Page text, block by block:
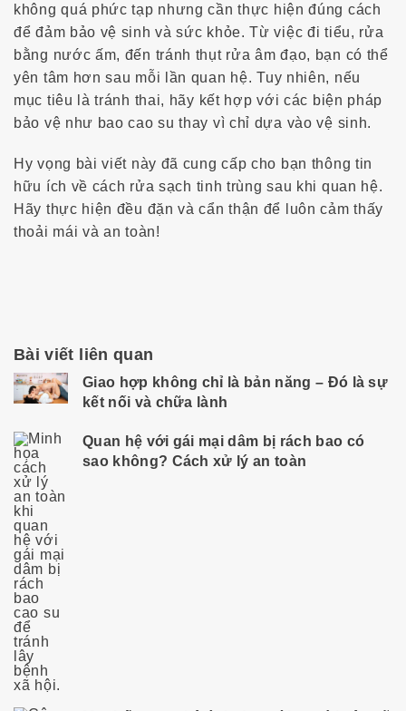
không quá phức tạp nhưng cần thực hiện đúng cách
để đảm bảo vệ sinh và sức khỏe. Từ việc đi tiểu, rửa
bằng nước ấm, đến tránh thụt rửa âm đạo, bạn có thể
yên tâm hơn sau mỗi lần quan hệ.Tuy nhiên, nếu
mục tiêu là tránh thai, hãy kết hợp với các biện pháp
bảo vệ như bao cao su thay vì chỉ dựa vào vệ sinh.
Hy vọng bài viết này đã cung cấp cho bạn thông tin
hữu ích về cách rửa sạch tinh trùng sau khi quan hệ.
Hãy thực hiện đều đặn và cẩn thận để luôn cảm thấy
thoải mái và an toàn!
Bài viết liên quan
Giao hợp không chỉ là bản năng – Đó là sự
kết nối và chữa lành
Quan hệ với gái mại dâm bị rách bao có
sao không? Cách xử lý an toàn